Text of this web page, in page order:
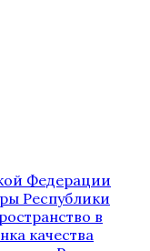
Федерации
Республики
в
качества